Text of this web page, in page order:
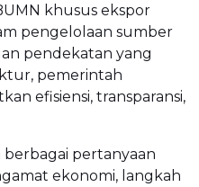
khusus ekspor
pengelolaan sumber
pendekatan yang
pemerintah
efisiensi, transparansi,
pertanyaan
ekonomi, langkah